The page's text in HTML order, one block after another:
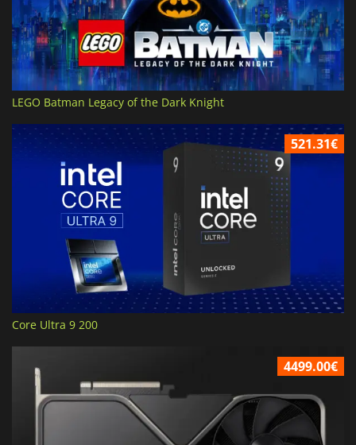
LEGO Batman Legacy of the Dark Knight
521.31€
Core Ultra 9 200
4499.00€